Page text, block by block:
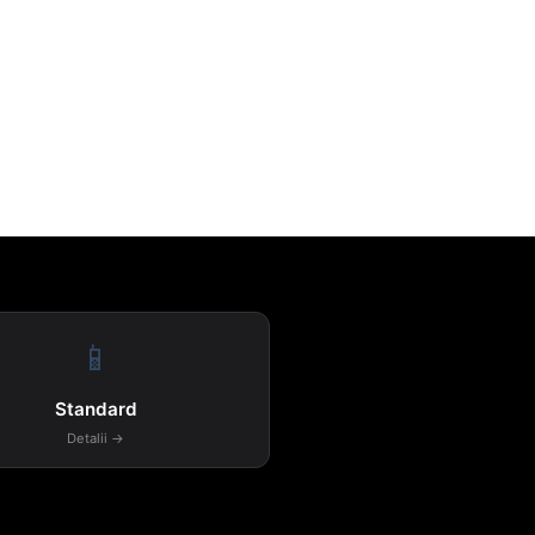
📱
Standard
Detalii →